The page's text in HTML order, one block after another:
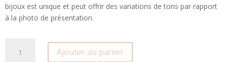
bijoux est unique et peut offrir des variations de tons par rapport
à la photo de présentation.
Ajouter au panier